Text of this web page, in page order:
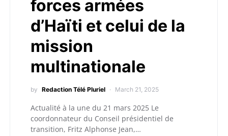
forces armées
d’Haïti et celui de la
mission
multinationale
by Redaction Télé Pluriel March 21, 2025
Actualité à la une du 21 mars 2025 Le
coordonnateur du Conseil présidentiel de
transition, Fritz Alphonse Jean,…